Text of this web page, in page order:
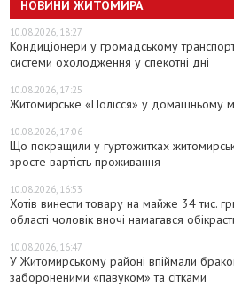
НОВИНИ ЖИТОМИРА
10.08.2026, 18:27
Кондиціонери у громадському
системи охолодження у спекотні дні
10.08.2026, 17:25
Житомирське «Полісся» у домашньому
10.08.2026, 17:06
Що покращили у гуртожитках
зросте вартість проживання
10.08.2026, 16:53
Хотів винести товару на майже 34 тис.
області чоловік вночі намагався
10.08.2026, 16:47
У Житомирському районі впіймали
забороненими «павуком» та сітками